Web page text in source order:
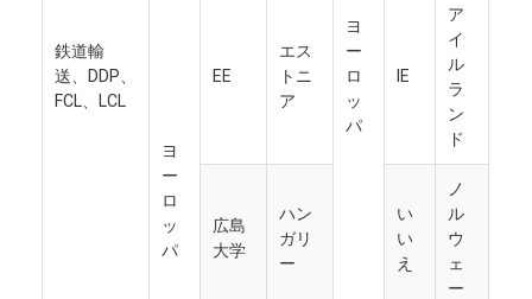
鉄道輸
送、DDP、
FCL、LCL
ヨ
ー
ロ
ッ
パ
ヨ
ー
ロ
ッ
パ
EE
エス
トニ
ア
IE
ア
イ
ル
ラ
ン
ド
広島
大学
ハン
ガリ
ー
い
い
え
ノ
ル
ウ
ェ
ー